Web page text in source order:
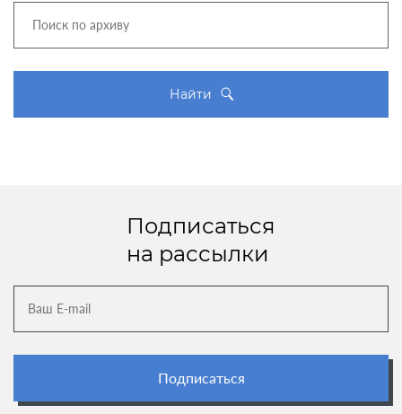
Найти
Подписаться
на рассылки
Подписаться